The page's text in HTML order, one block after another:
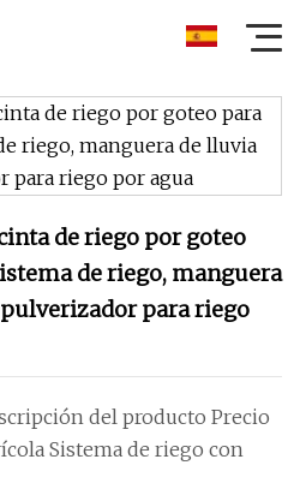
de riego por goteo
de riego, manguera
para riego
del producto Precio
Sistema de riego con